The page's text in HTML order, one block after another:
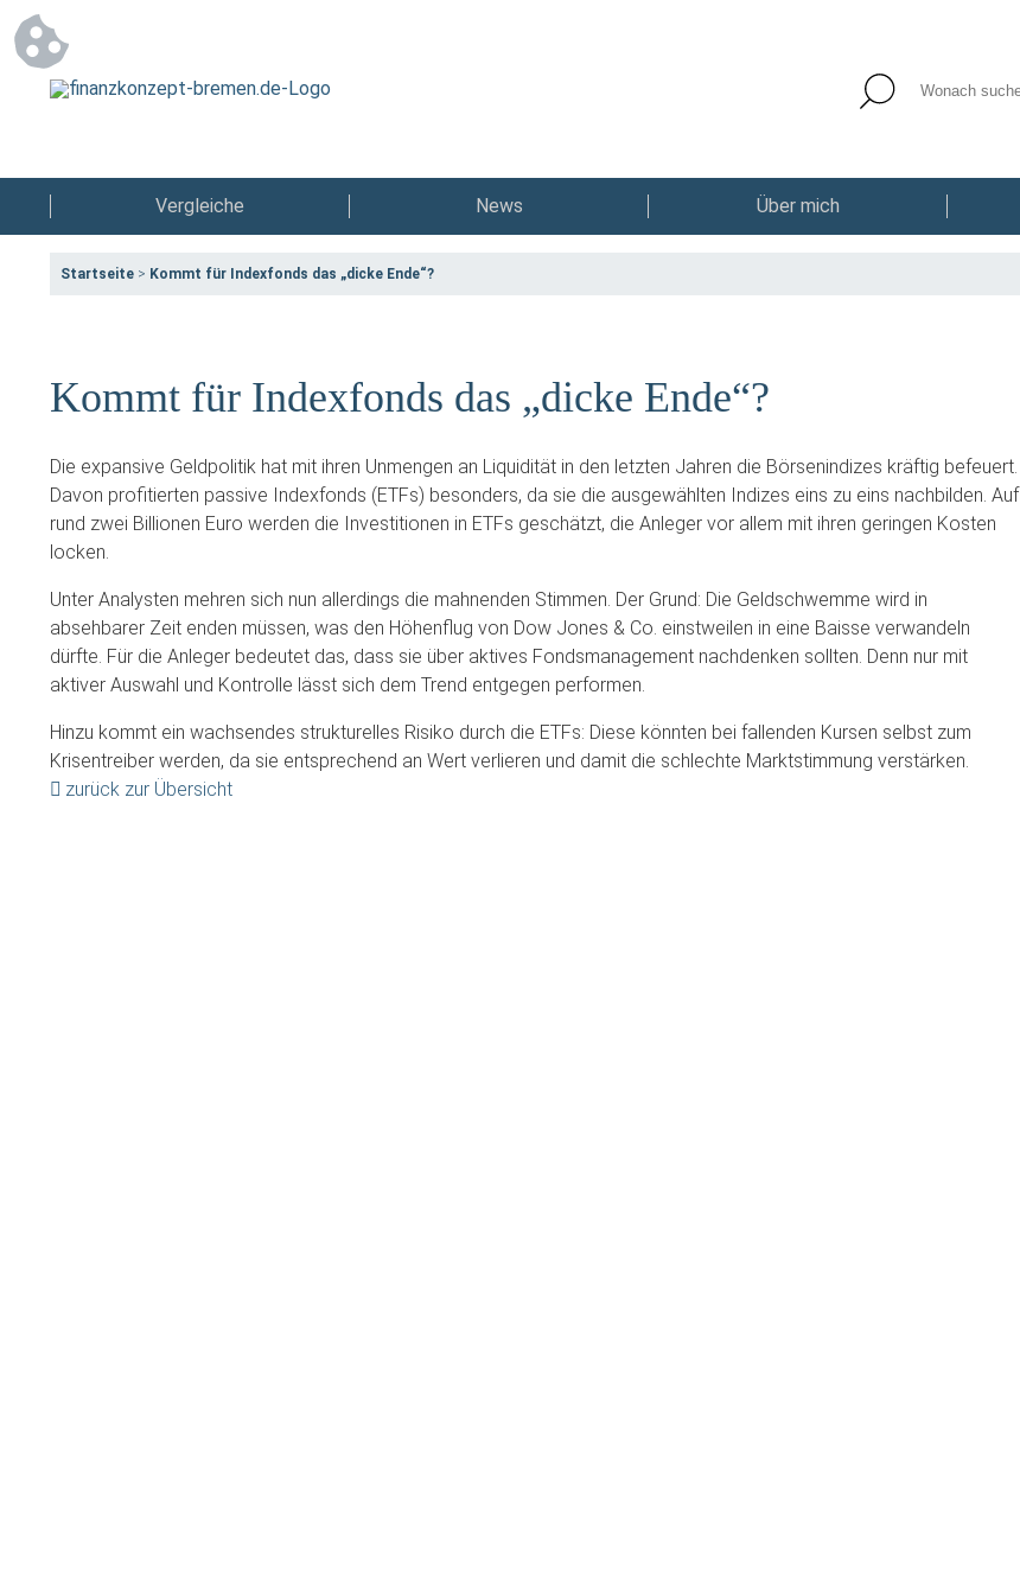
Vergleiche News Über mich
Startseite > Kommt für Indexfonds das „dicke Ende“?
Kommt für Indexfonds das „dicke Ende“?
Die expansive Geldpolitik hat mit ihren Unmengen an Liquidität in den letzten Jahren die Börsenindizes kräftig befeuert.
Davon profitierten passive Indexfonds (ETFs) besonders, da sie die ausgewählten Indizes eins zu eins nachbilden. Auf
rund zwei Billionen Euro werden die Investitionen in ETFs geschätzt, die Anleger vor allem mit ihren geringen Kosten
locken.
Unter Analysten mehren sich nun allerdings die mahnenden Stimmen. Der Grund: Die Geldschwemme wird in
absehbarer Zeit enden müssen, was den Höhenflug von Dow Jones & Co. einstweilen in eine Baisse verwandeln
dürfte. Für die Anleger bedeutet das, dass sie über aktives Fondsmanagement nachdenken sollten. Denn nur mit
aktiver Auswahl und Kontrolle lässt sich dem Trend entgegen performen.
Hinzu kommt ein wachsendes strukturelles Risiko durch die ETFs: Diese könnten bei fallenden Kursen selbst zum
Krisentreiber werden, da sie entsprechend an Wert verlieren und damit die schlechte Marktstimmung verstärken.
zurück zur Übersicht